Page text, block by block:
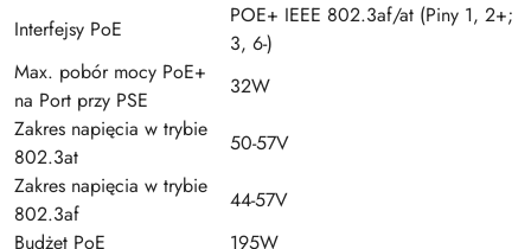
Interfejsy PoE
POE+ IEEE 802.3af/at (Piny 1, 2+;
3, 6-)
Max. pobór mocy PoE+
na Port przy PSE
32W
Zakres napięcia w trybie
802.3at
50-57V
Zakres napięcia w trybie
802.3af
44-57V
Budżet PoE
195W